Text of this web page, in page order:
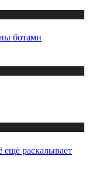
ботами
ещё раскалывает